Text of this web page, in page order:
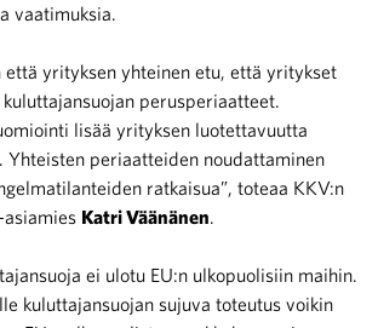
vaatimuksia.
että yrityksen yhteinen etu, että yritykset
perusperiaatteet.
lisää yrityksen luotettavuutta
Yhteisten periaatteiden noudattaminen
ratkaisua”, toteaa KKV:n
Katri Väänänen.
ei ulotu EU:n ulkopuolisiin maihin.
kuluttajansuojan sujuva toteutus voikin